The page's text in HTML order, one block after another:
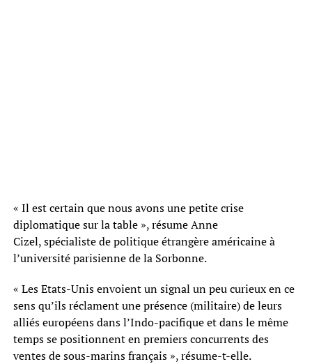
« Il est certain que nous avons une petite crise
diplomatique sur la table », résume Anne
Cizel, spécialiste de politique étrangère américaine à
l’université parisienne de la Sorbonne.
« Les Etats-Unis envoient un signal un peu curieux en ce
sens qu’ils réclament une présence (militaire) de leurs
alliés européens dans l’Indo-pacifique et dans le même
temps se positionnent en premiers concurrents des
ventes de sous-marins français », résume-t-elle.